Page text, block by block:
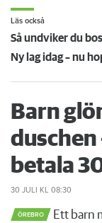
Läs också
Så undviker du
Ny lag idag – nu
Barn
duschen
betala
30 JULI KL 08:30
ÖREBRO
Ett barn